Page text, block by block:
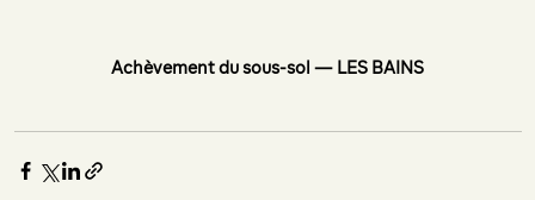
Achèvement du sous-sol — LES BAINS